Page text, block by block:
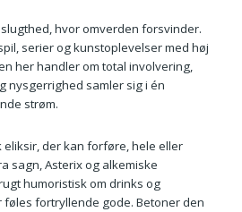
hvor omverden forsvinder.
serier og kunstoplevelser med høj
her handler om total involvering,
nysgerrighed samler sig i én
strøm.
eliksir, der kan forføre, hele eller
sagn, Asterix og alkemiske
humoristisk om drinks og
føles fortryllende gode. Betoner den